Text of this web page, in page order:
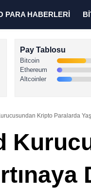
PARA HABERLERİ
Pay Tablosu
Bitcoin
Ethereum
Altcoinler
Kripto Paralarda